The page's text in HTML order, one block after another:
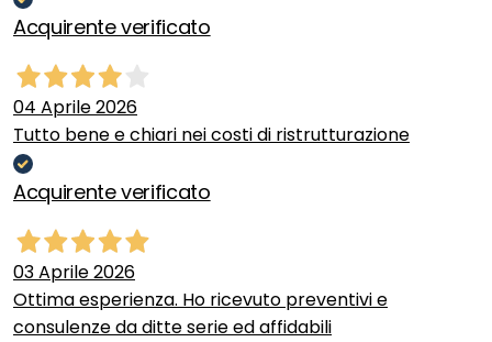
Acquirente verificato
04 Aprile 2026
Tutto bene e chiari nei costi di ristrutturazione
Acquirente verificato
03 Aprile 2026
Ottima esperienza. Ho ricevuto preventivi e
consulenze da ditte serie ed affidabili